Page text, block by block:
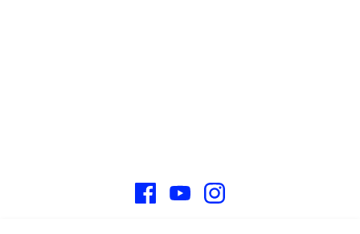
FacebookYouTube